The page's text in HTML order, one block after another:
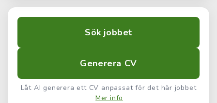
Sök jobbet
Generera CV
Låt AI generera ett CV anpassat för det här jobbet
Mer info